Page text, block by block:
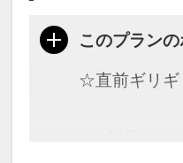
このプラン
☆直前ギリ